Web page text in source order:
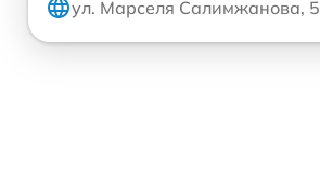
ул. Марселя Салимжанова, 5